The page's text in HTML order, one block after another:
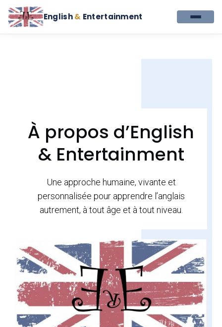
English& Entertainment
À propos d’English
& Entertainment
Une approche humaine, vivante et
personnalisée pour apprendre l’anglais
autrement, à tout âge et à tout niveau.